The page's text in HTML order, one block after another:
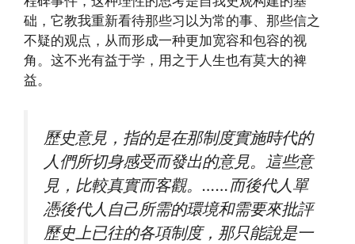
础，它教我重新看待那些习以为常的事、那些信之
不疑的观点，从而形成一种更加宽容和包容的视
角。这不光有益于学，用之于人生也有莫大的裨
益。
歷史意見，指的是在那制度實施時代的
人們所切身感受而發出的意見。這些意
見，比較真實而客觀。……而後代人單
憑後代人自己所需的環境和需要來批評
歷史上已往的各項制度，那只能說是一